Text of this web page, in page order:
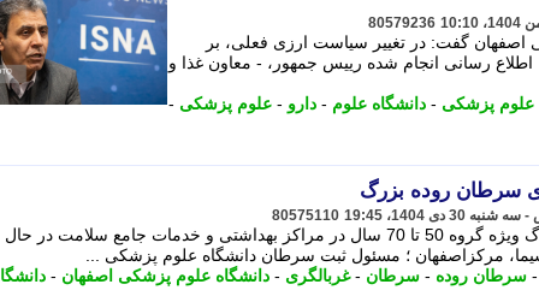
80579236
اصفهان گفت: در تغییر سیاست ارزی فعلی، بر
رسانی انجام شده رییس جمهور، - معاون غذا و
علوم پزشکی - دانشگاه علوم - دارو - علوم پزشکی -
سرطان روده بزرگ
80575110
طرح رایگان غربالگری سرطان روده بزرگ ویژه گروه 50 تا 70 سال در مراکز بهداشتی و خدمات جامع سلامت در حال
مرکزاصفهان ؛ مسئول ثبت سرطان دانشگاه علوم پزشکی ...
سرطان روده - سرطان -غربالگری - دانشگاه علوم پزشکی اصفهان -